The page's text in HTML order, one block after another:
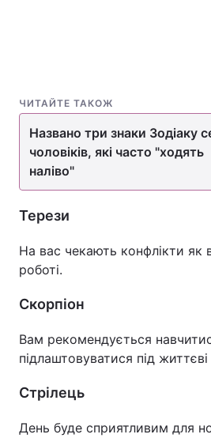
ЧИТАЙТЕ ТАКОЖ
Названо три знаки Зодіаку
чоловіків, які часто "ходять
наліво"
Терези
На вас чекають конфлікти як
роботі.
Скорпіон
Вам рекомендується
підлаштовуватися під
Стрілець
День буде сприятливим для